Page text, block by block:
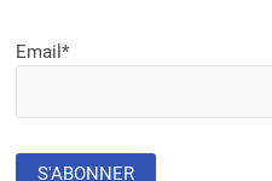
Email*